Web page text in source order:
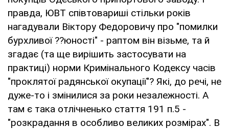
правда, ЮВТ співтовариші стільки років
нагадували Віктору Федоровичу про "помилки
бурхливої ??юності" - раптом він візьме, та й
згадає (та ще вирішить застосувати на
практиці) норми Кримінального Кодексу часів
"проклятої радянської окупації"? Які, до речі, не
дуже-то і змінилися за роки незалежності. А
там є така отлічненько стаття 191 п.5 -
"розкрадання в особливо великих розмірах". В